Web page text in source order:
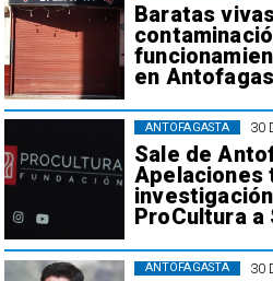
Baratas
en
30
Sale de
Apelaciones
ProCultura a
ANTOFAGASTA
30
ANTOFAGASTA